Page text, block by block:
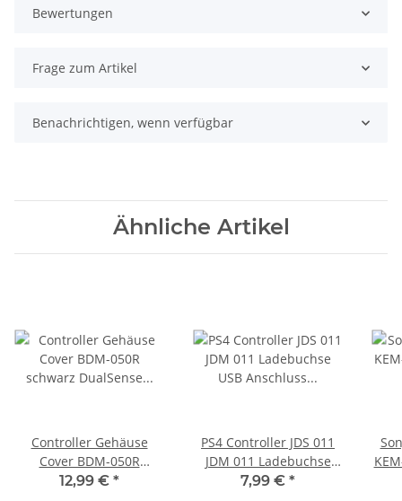
Bewertungen
Frage zum Artikel
Benachrichtigen, wenn verfügbar
Ähnliche Artikel
Controller Gehäuse
Cover BDM-050R
schwarz DualSense
12,99 € *
PS4 Controller JDS 011
JDM 011 Ladebuchse
USB Anschluss Platine
7,99 € *